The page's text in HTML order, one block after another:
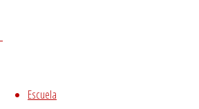
Escuela